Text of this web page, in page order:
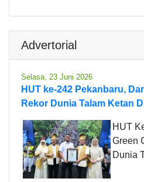
Advertorial
Selasa, 23 Juni 2026
HUT ke-242 Pekanbaru,
Rekor Dunia Talam Ketan
HUT
Green
Dunia